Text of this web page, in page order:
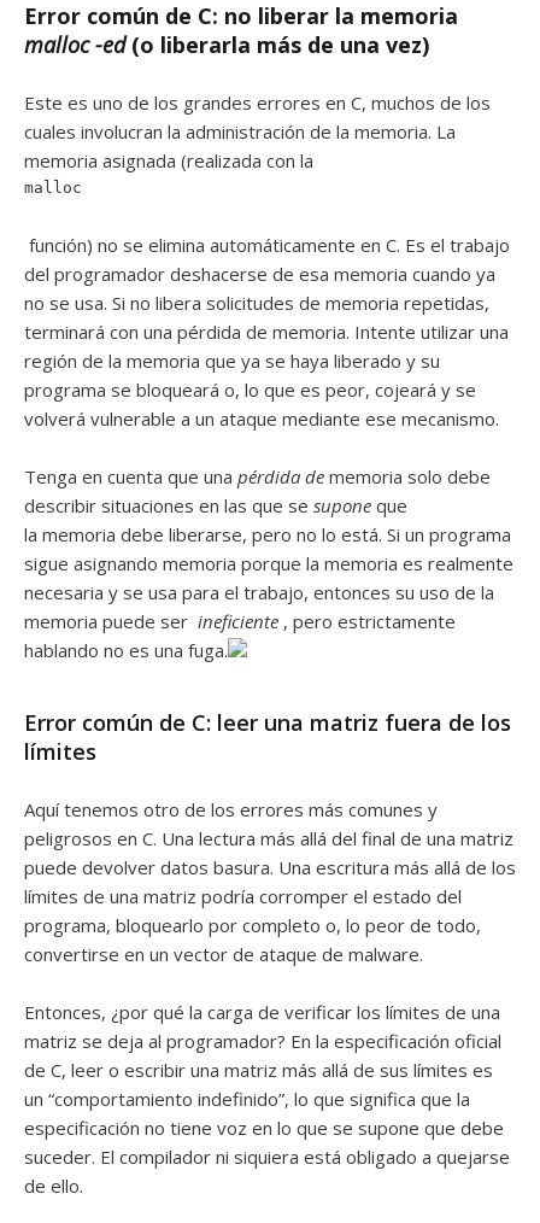
Error común de C: no liberar la memoria
malloc -ed(o liberarla más de una vez)
Este es uno de los grandes errores en C, muchos de los
cuales involucran la administración de la memoria. La
memoria asignada (realizada con la
malloc
función) no se elimina automáticamente en C. Es el trabajo
del programador deshacerse de esa memoria cuando ya
no se usa. Si no libera solicitudes de memoria repetidas,
terminará con una pérdida de memoria. Intente utilizar una
región de la memoria que ya se haya liberado y su
programa se bloqueará o, lo que es peor, cojeará y se
volverá vulnerable a un ataque mediante ese mecanismo.
Tenga en cuenta que una pérdida de memoria solo debe
describir situaciones en las que se supone que
la memoria debe liberarse, pero no lo está. Si un programa
sigue asignando memoria porque la memoria es realmente
necesaria y se usa para el trabajo, entonces su uso de la
memoria puede ser ineficiente , pero estrictamente
hablando no es una fuga.
Error común de C: leer una matriz fuera de los
límites
Aquí tenemos otro de los errores más comunes y
peligrosos en C. Una lectura más allá del final de una matriz
puede devolver datos basura. Una escritura más allá de los
límites de una matriz podría corromper el estado del
programa, bloquearlo por completo o, lo peor de todo,
convertirse en un vector de ataque de malware.
Entonces, ¿por qué la carga de verificar los límites de una
matriz se deja al programador? En la especificación oficial
de C, leer o escribir una matriz más allá de sus límites es
un “comportamiento indefinido”, lo que significa que la
especificación no tiene voz en lo que se supone que debe
suceder. El compilador ni siquiera está obligado a quejarse
de ello.